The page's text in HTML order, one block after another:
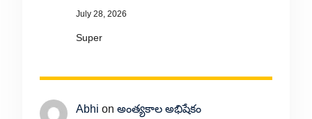
July 28, 2026
Super
Abhi on అంత్యకాల అభిషేకం